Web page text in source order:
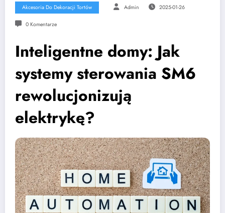
Akcesoria Do Dekoracji Tortów Admin 2025-01-26
0 Komentarze
Inteligentne domy: Jak
systemy sterowania SM6
rewolucjonizują
elektrykę?